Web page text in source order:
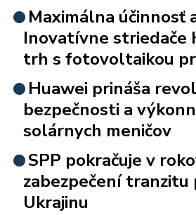
Maximálna účinnosť
Inovatívne striedače
trh s fotovoltaikou
Huawei prináša
bezpečnosti a
solárnych meničov
SPP pokračuje v
zabezpečení tranzitu
Ukrajinu